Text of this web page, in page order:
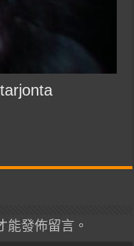
能發佈留言。